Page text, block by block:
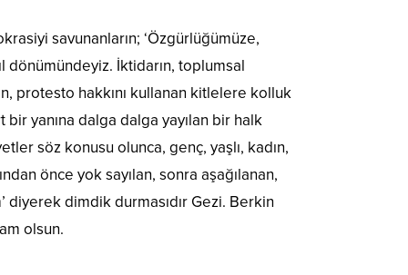
savunanların; ‘Özgürlüğümüze,
dönümündeyiz. İktidarın, toplumsal
protesto hakkını kullanan kitlelere kolluk
yanına dalga dalga yayılan bir halk
söz konusu olunca, genç, yaşlı, kadın,
önce yok sayılan, sonra aşağılanan,
diyerek dimdik durmasıdır Gezi. Berkin
olsun.